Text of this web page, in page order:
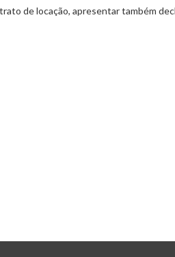
de locação, apresentar também